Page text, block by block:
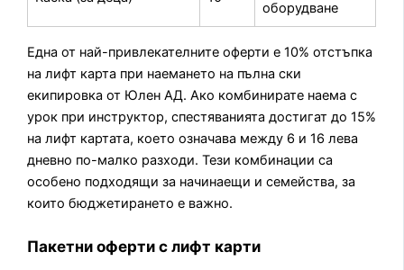
оборудване
Една от най-привлекателните оферти е 10% отстъпка
на лифт карта при наемането на пълна ски
екипировка от Юлен АД. Ако комбинирате наема с
урок при инструктор, спестяванията достигат до 15%
на лифт картата, което означава между 6 и 16 лева
дневно по-малко разходи. Тези комбинации са
особено подходящи за начинаещи и семейства, за
които бюджетирането е важно.
Пакетни оферти с лифт карти